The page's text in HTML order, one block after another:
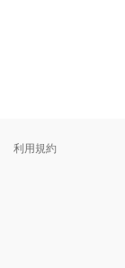
利用規約